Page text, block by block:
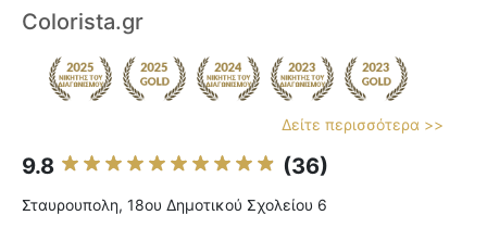
Colorista.gr
Δείτε περισσότερα >>
9.8 (36)
Σταυρουπολη, 18ου Δημοτικού Σχολείου 6